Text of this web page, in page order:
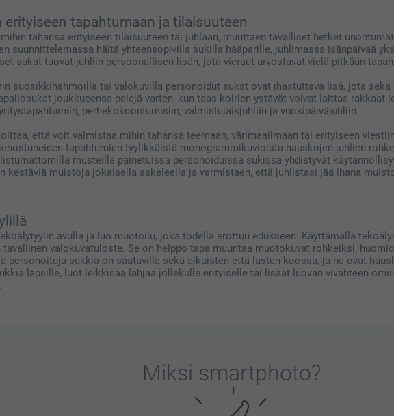
tapahtumaan ja tilaisuuteen
tahansa erityiseen tilaisuuteen tai juhlaan, muuttaen tavalliset hetket
suunnittelemassa häitä yhteensopivilla sukilla hääparille, juhlimassa isänpäivää
sukat tuovat juhliin persoonallisen lisän, jota vieraat arvostavat vielä pitkään
suosikkihahmoilla tai valokuvilla personoidut sukat ovat ihastuttava lisä, jota
joukkueensa pelejä varten, kun taas koirien ystävät voivat laittaa rakkaat
perhekokoontumisiin, valmistujaisjuhliin ja vuosipäiväjuhliin.
että voit valmistaa mihin tahansa teemaan, värimaailmaan tai erityiseen
tapahtumien tyylikkäistä monogrammikuvioista hauskojen juhlien
musteilla painetuissa personoiduissa sukissa yhdistyvät
kestäviä muistoja jokaisella askeleella ja varmistaen, että juhlistasi jää ihana
avulla ja luo muotoilu, joka todella erottuu edukseen. Käyttämällä
valokuvatuloste. Se on helppo tapa muuntaa muotokuvat rohkeiksi,
personoituja sukkia on saatavilla sekä aikuisten että lasten koossa, ja ne ovat
lapsille, luot leikkisää lahjaa jollekulle erityiselle tai lisäät luovan vivahteen
Miksi smartphoto?